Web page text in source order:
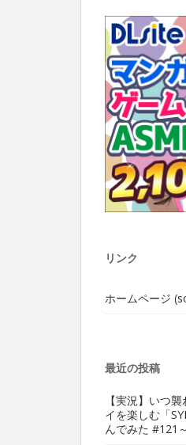
リンク
ホームページ
最近の投稿
【実況】いつ
イを楽しむ「
んでみた #121